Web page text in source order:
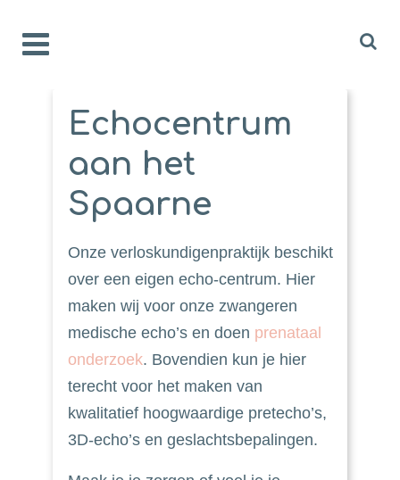
Echocentrum
aan het
Spaarne
Onze verloskundigenpraktijk beschikt
over een eigen echo-centrum. Hier
maken wij voor onze zwangeren
medische echo’s en doen prenataal
onderzoek. Bovendien kun je hier
terecht voor het maken van
kwalitatief hoogwaardige pretecho’s,
3D-echo’s en geslachtsbepalingen.